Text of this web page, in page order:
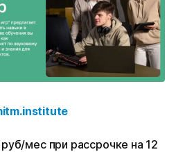
мес при рассрочке на 12